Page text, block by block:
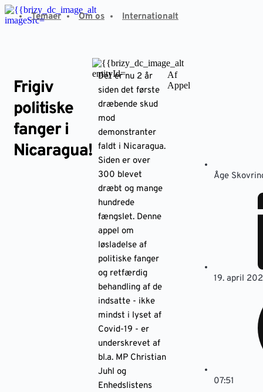
Fortsæt
til
Temaer Om os Internationalt
Frigiv
politiske
fanger i
Nicaragua!
Det er nu 2 år
siden det første
dræbende skud
mod
demonstranter
faldt i Nicaragua.
Siden er over
300 blevet
dræbt og mange
hundrede
fængslet. Denne
appel om
løsladelse af
politiske fanger
og retfærdig
behandling af de
indsatte - ikke
mindst i lyset af
Covid-19 - er
underskrevet af
bl.a. MP Christian
Juhl og
Enhedslistens
Af
Appel
Åge
19. april
07:51